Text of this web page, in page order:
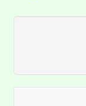
《
程
心
縣
門
桃
要